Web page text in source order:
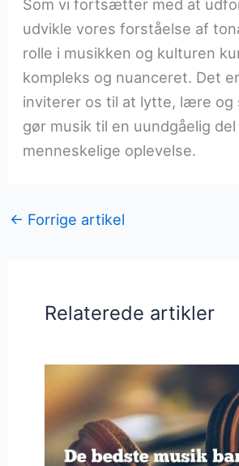
Som vi fortsætter med at
udvikle vores forståelse af
rolle i musikken og kulturen
kompleks og nuanceret. Det
inviterer os til at lytte, lære og
gør musik til en uundgåelig
menneskelige oplevelse.
← Forrige artikel
Relaterede artikler